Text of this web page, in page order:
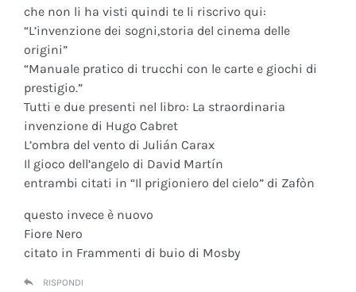
che non li ha visti quindi te li riscrivo qui:
“L’invenzione dei sogni,storia del cinema delle
origini”
“Manuale pratico di trucchi con le carte e giochi di
prestigio.”
Tutti e due presenti nel libro: La straordinaria
invenzione di Hugo Cabret
L’ombra del vento di Julián Carax
Il gioco dell’angelo di David Martín
entrambi citati in “Il prigioniero del cielo” di Zafòn
questo invece è nuovo
Fiore Nero
citato in Frammenti di buio di Mosby
RISPONDI